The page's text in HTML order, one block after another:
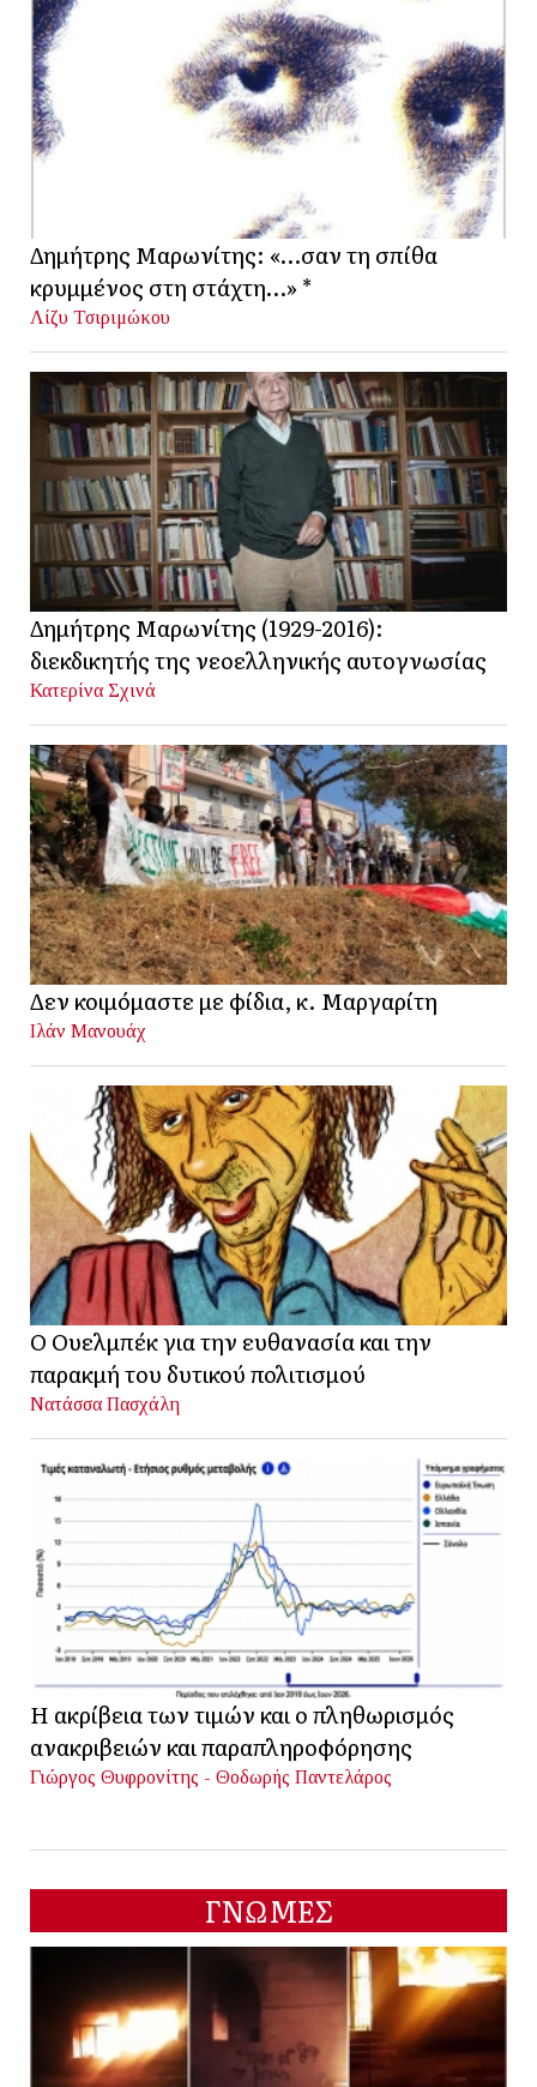
Δημήτρης Μαρωνίτης: «…σαν τη σπίθα
κρυμμένος στη στάχτη…» *
Λίζυ Τσιριμώκου
Δημήτρης Μαρωνίτης (1929-2016):
διεκδικητής της νεοελληνικής αυτογνωσίας
Κατερίνα Σχινά
Δεν κοιμόμαστε με φίδια, κ. Μαργαρίτη
Ιλάν Μανουάχ
Ο Ουελμπέκ για την ευθανασία και την
παρακμή του δυτικού πολιτισμού
Νατάσσα Πασχάλη
Η ακρίβεια των τιμών και ο πληθωρισμός
ανακριβειών και παραπληροφόρησης
Γιώργος Θυφρονίτης - Θοδωρής Παντελάρος
ΓΝΩΜΕΣ